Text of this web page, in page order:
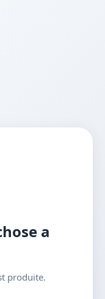
a
produite.